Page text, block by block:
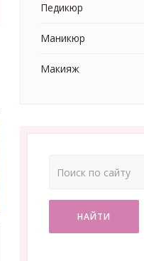
Педикюр
Маникюр
Макияж
НАЙТИ